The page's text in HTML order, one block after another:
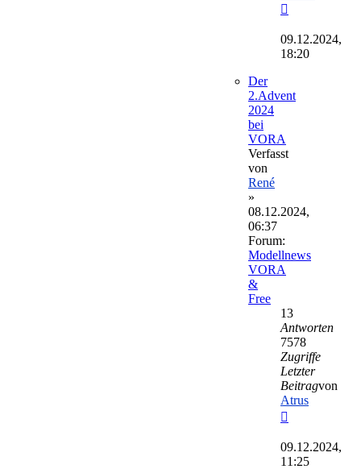
Beitrag
09.12.2024,
18:20
Der
2.Advent
2024
bei
VORA
Verfasst
von
René
»
08.12.2024,
06:37
Forum:
Modellnews
VORA
&
Free
13
Antworten
7578
Zugriffe
Letzter
Beitragvon
Atrus
Beitrag
09.12.2024,
11:25